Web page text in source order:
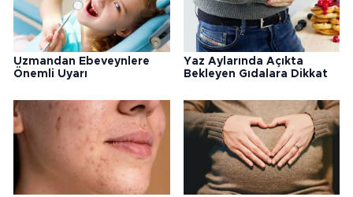
Uzmandan Ebeveynlere
Önemli Uyarı
Yaz Aylarında Açıkta
Bekleyen Gıdalara Dikkat